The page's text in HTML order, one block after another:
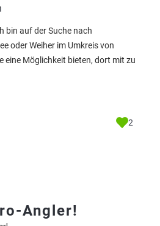
bin auf der Suche nach
oder Weiher im Umkreis von
eine Möglichkeit bieten, dort mit zu
2
Angler!